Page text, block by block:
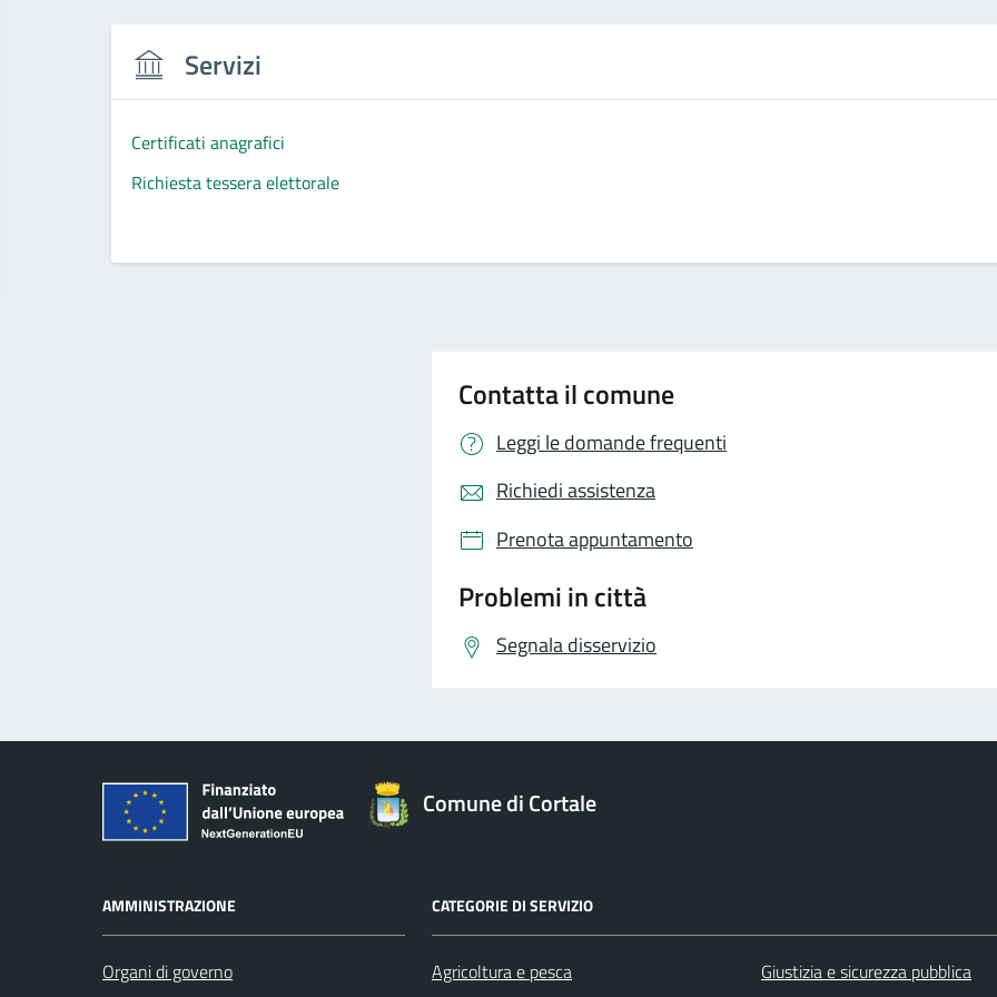
Servizi
Certificati anagrafici
Richiesta tessera elettorale
Contatta il comune
Leggi le domande frequenti
Richiedi assistenza
Prenota appuntamento
Problemi in città
Segnala disservizio
Comune di Cortale
AMMINISTRAZIONE
Organi di governo
CATEGORIE DI SERVIZIO
Agricoltura e pesca
Giustizia e sicurezza pubblica